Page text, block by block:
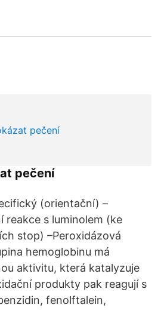
pečení
(orientační) –
reakce s luminolem (ke
stop) –Peroxidázová
hemoglobinu má
aktivitu, která katalyzuje
produkty pak reagují s
fenolftalein,